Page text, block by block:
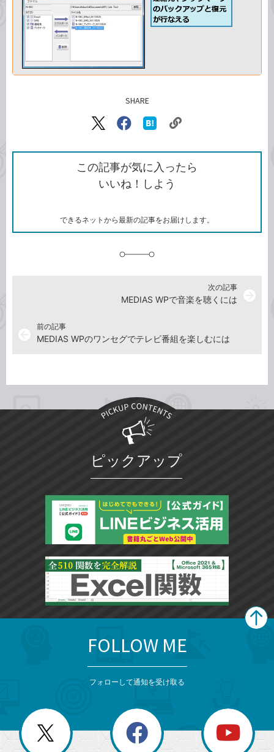
SHARE
X（旧
で
シ
ェ
ア
Facebook
シ
ェ
ア
な
ブ
ッ
ク
ク
ク
を
コ
この記事が気に入ったら
いいね！しよう
できるネットから最新の記事をお届けします。
前の記事
MEDIAS WPのワンセグでテレビ番組を楽しむには
次の記事
MEDIAS WPで音楽を聴くには
ピックアップ
じ
る
閉
じ
ー
FOLLOW ME
フォローして通知を受け取る